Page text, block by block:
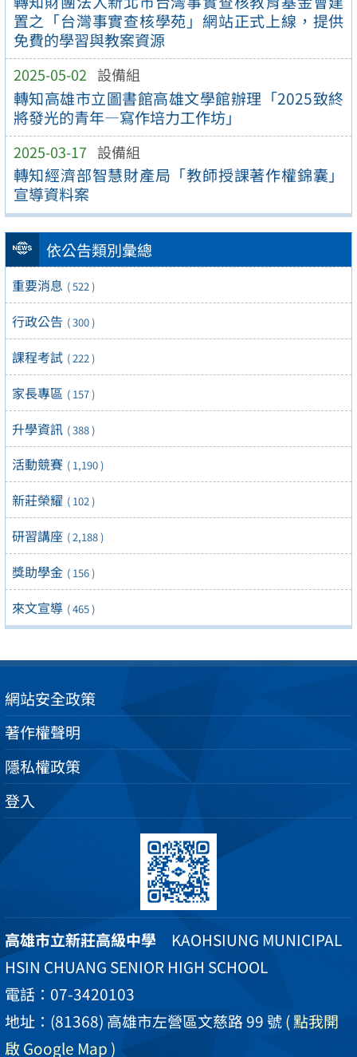
置之「台灣事實查核學苑」網站正式上線，提供
免費的學習與教案資源
2025-05-02 設備組
轉知高雄市立圖書館高雄文學館辦理「2025致終
將發光的青年—寫作培力工作坊」
2025-03-17 設備組
轉知經濟部智慧財產局「教師授課著作權錦囊」
宣導資料案
依公告類別彙總
重要消息 ( 522 )
行政公告 ( 300 )
課程考試 ( 222 )
家長專區 ( 157 )
升學資訊 ( 388 )
活動競賽 ( 1,190 )
新莊榮耀 ( 102 )
研習講座 ( 2,188 )
獎助學金 ( 156 )
來文宣導 ( 465 )
網站安全政策
著作權聲明
隱私權政策
登入
高雄市立新莊高級中學 KAOHSIUNG MUNICIPAL
HSIN CHUANG SENIOR HIGH SCHOOL
電話：07-3420103
地址：(81368) 高雄市左營區文慈路 99 號( 點我開
啟 Google Map )